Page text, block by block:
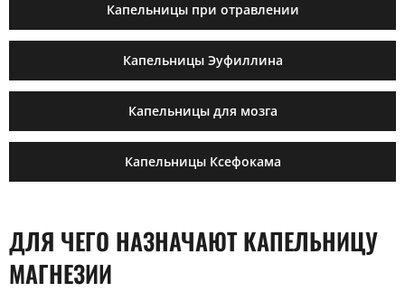
Капельницы при отравлении
Капельницы Эуфиллина
Капельницы для мозга
Капельницы Ксефокама
ДЛЯ ЧЕГО НАЗНАЧАЮТ КАПЕЛЬНИЦУ
МАГНЕЗИИ